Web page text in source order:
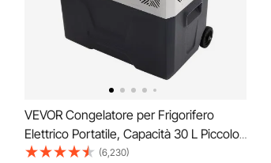
VEVOR Congelatore per Frigorifero
Elettrico Portatile, Capacità 30 L Piccolo
Frigorifero Congelatore 37,8 x 37,5 x 61
(6,230)